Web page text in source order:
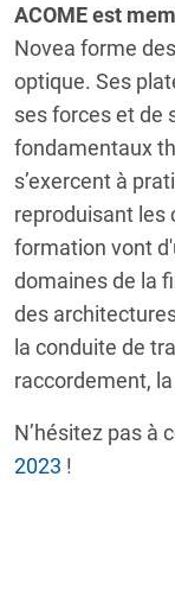
ACOME est
Novea forme
optique. Ses
ses forces et de
fondamentaux
s’exercent à
reproduisant les
formation vont
domaines de la
des
la conduite de
raccordement,
N’hésitez pas à
2023 !